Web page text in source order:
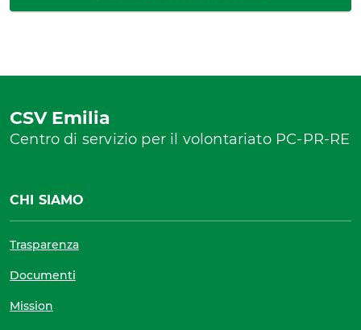
CSV Emilia
Centro di servizio per il volontariato PC-PR-RE
CHI SIAMO
Trasparenza
Documenti
Mission